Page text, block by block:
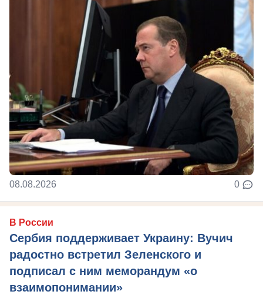
08.08.2026 0
В России
Сербия поддерживает Украину: Вучич
радостно встретил Зеленского и
подписал с ним меморандум «о
взаимопонимании»